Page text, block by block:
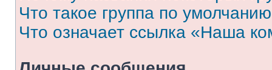
Что такое группа по
Что означает ссылка «Наша